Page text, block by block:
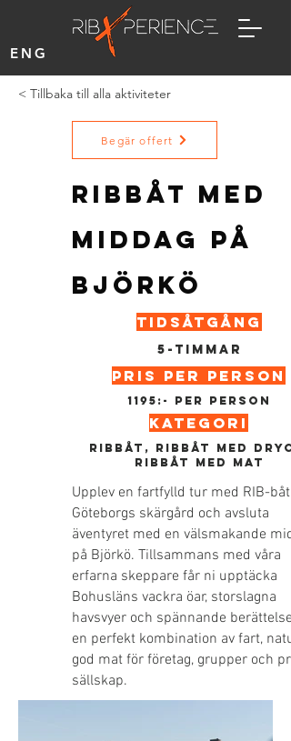
ENG
< Tillbaka till alla aktiviteter
Begär offert
Ribbåt med
middag på
Björkö
Tidsåtgång
5-timmar
Pris per person
1195:- per person
kategori
Ribbåt, Ribbåt med
Ribbåt med mat
Upplev en fartfylld tur med RIB-båt i
Göteborgs skärgård och avsluta
äventyret med en välsmakande
på Björkö. Tillsammans med våra
erfarna skeppare får ni upptäcka
Bohusläns vackra öar, storslagna
havsvyer och spännande
en perfekt kombination av fart,
god mat för företag, grupper och
sällskap.